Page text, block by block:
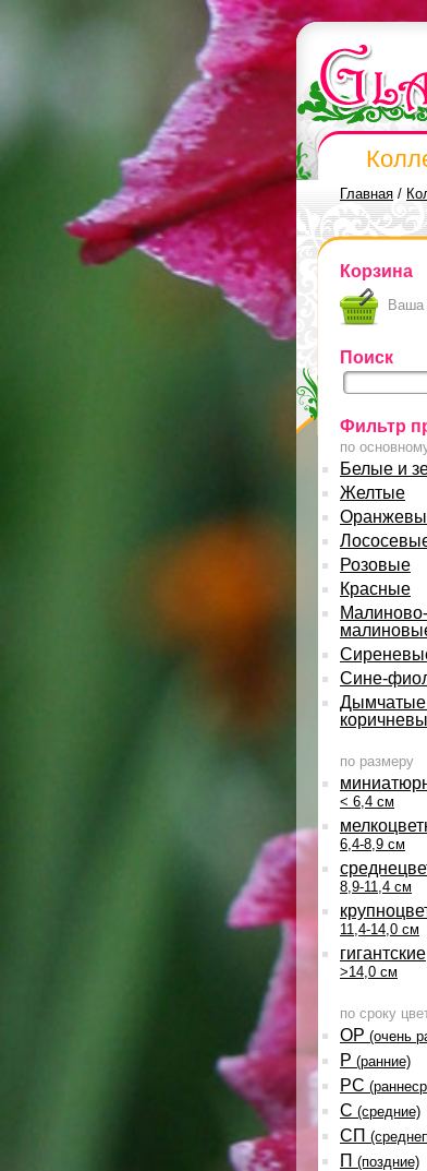
Главная /
Корзина
Ваша
Поиск
Фильтр
по
Белые и
Желтые
Розовые
Красные
Сине-
Дымчатые
по размеру
< 6,4 см
6,4-8,9 см
8,9-11,4 см
11,4-14,0 см
гигантские
>14,0 см
по сроку
ОР (очень
Р (ранние)
РС
С (средние)
СП
П (поздние)